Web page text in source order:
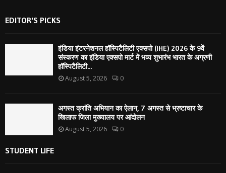
EDITOR'S PICKS
इंडिया इंटरनेशनल हॉस्पिटैलिटी एक्सपो (IHE) 2026 के 9वें
संस्करण का इंडिया एक्सपो मार्ट में भव्य शुभारंभ भारत के अग्रणी
हॉस्पिटैलिटी...
August 5, 2026 0
अगस्त क्रांति अभियान का ऐलान, 7 अगस्त से भ्रष्टाचार के
खिलाफ जिला मुख्यालय पर आंदोलन
August 5, 2026 0
STUDENT LIFE